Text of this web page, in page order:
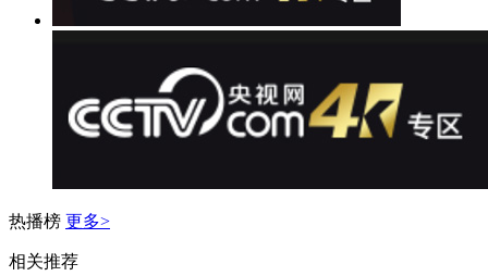
热播榜 更多>
相关推荐